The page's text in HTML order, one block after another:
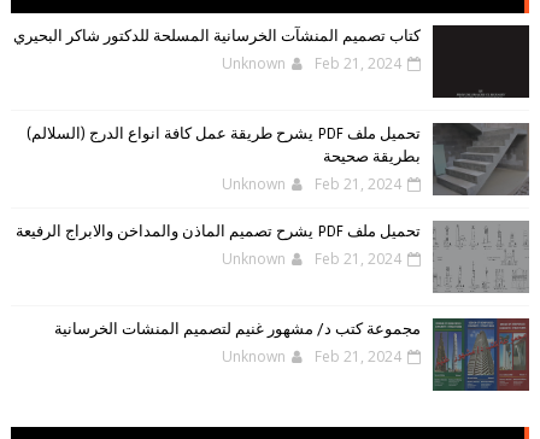
كتاب تصميم المنشآت الخرسانية المسلحة للدكتور شاكر البحيري
Unknown Feb 21, 2024
تحميل ملف PDF يشرح طريقة عمل كافة انواع الدرج (السلالم)
بطريقة صحيحة
Unknown Feb 21, 2024
تحميل ملف PDF يشرح تصميم الماذن والمداخن والابراج الرفيعة
Unknown Feb 21, 2024
مجموعة كتب د/ مشهور غنيم لتصميم المنشات الخرسانية
Unknown Feb 21, 2024